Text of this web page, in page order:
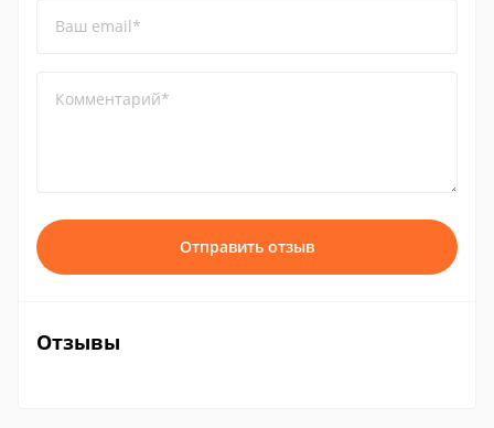
Ваш email*
Комментарий*
Отправить отзыв
Отзывы